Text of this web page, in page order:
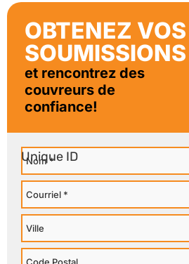
OBTENEZ VOS
SOUMISSIONS
et rencontrez des
couvreurs de
confiance!
Nom
Courriel
Ville
Code